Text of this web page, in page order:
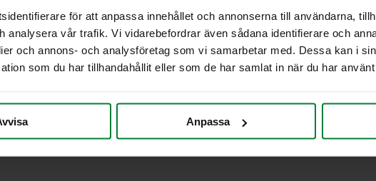
för att anpassa innehållet och annonserna till användarna,
analysera vår trafik. Vi vidarebefordrar även sådana identifierare och
och annons- och analysföretag som vi samarbetar med. Dessa kan i
som du har tillhandahållit eller som de har samlat in när du har
Anpassa